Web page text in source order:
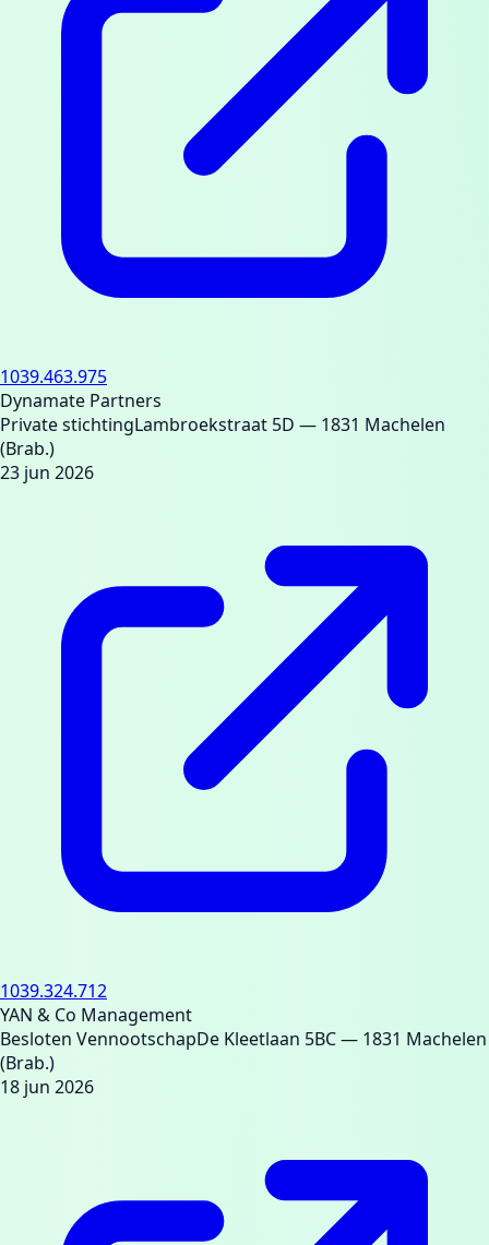
1039.463.975
Dynamate Partners
Private stichtingLambroekstraat 5D — 1831 Machelen
(Brab.)
23 jun 2026
1039.324.712
YAN & Co Management
Besloten VennootschapDe Kleetlaan 5BC— 1831 Machelen
(Brab.)
18 jun 2026